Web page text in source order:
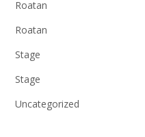
Roatan
Roatan
Stage
Stage
Uncategorized